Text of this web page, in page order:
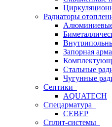
Радиаторы
Запорная
Стальные
Чугунные
Септики
AQUATECH
Спецарматура
СЕВЕР
Сплит-системы